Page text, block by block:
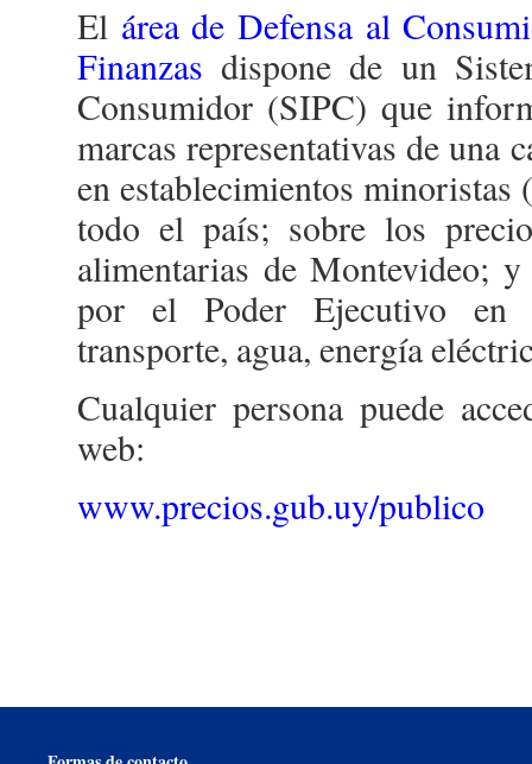
El área de Defensa al
Finanzas dispone de un
Consumidor (SIPC) que
marcas representativas de una
en establecimientos
todo el país; sobre los
alimentarias de Montevideo;
por el Poder Ejecutivo en
transporte, agua, energía
Cualquier persona puede
web:
www.precios.gub.uy/publico